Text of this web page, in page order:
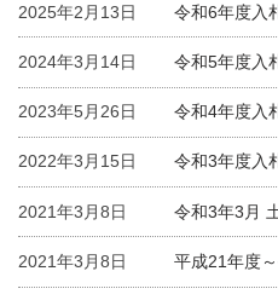
2025年2月13日 令和6年度入
2024年3月14日 令和5年度入
2023年5月26日 令和4年度入
2022年3月15日 令和3年度入
2021年3月8日 令和3年3月
2021年3月8日 平成21年度